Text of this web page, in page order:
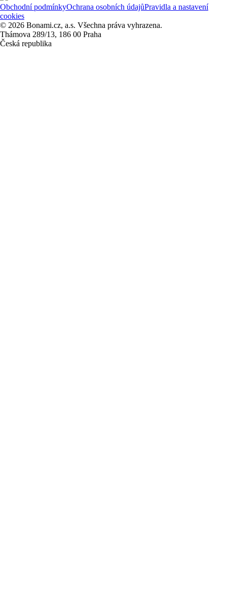
Obchodní podmínkyOchrana osobních údajůPravidla a nastavení
cookies
© 2026 Bonami.cz, a.s. Všechna práva vyhrazena.
Thámova 289/13, 186 00 Praha
Česká republika